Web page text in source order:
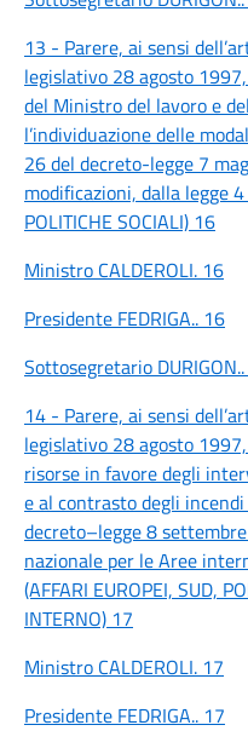
13 - Parere, ai sensi
legislativo 28 agosto
del Ministro del lavoro e
l’individuazione delle
26 del decreto-legge 7
modificazioni, dalla legge
POLITICHE SOCIALI) 16
Ministro CALDEROLI. 16
Presidente FEDRIGA.. 16
Sottosegretario
14 - Parere, ai sensi
legislativo 28 agosto
risorse in favore degli
e al contrasto degli
decreto–legge 8
nazionale per le Aree
(AFFARI EUROPEI, SUD,
INTERNO) 17
Ministro CALDEROLI. 17
Presidente FEDRIGA.. 17